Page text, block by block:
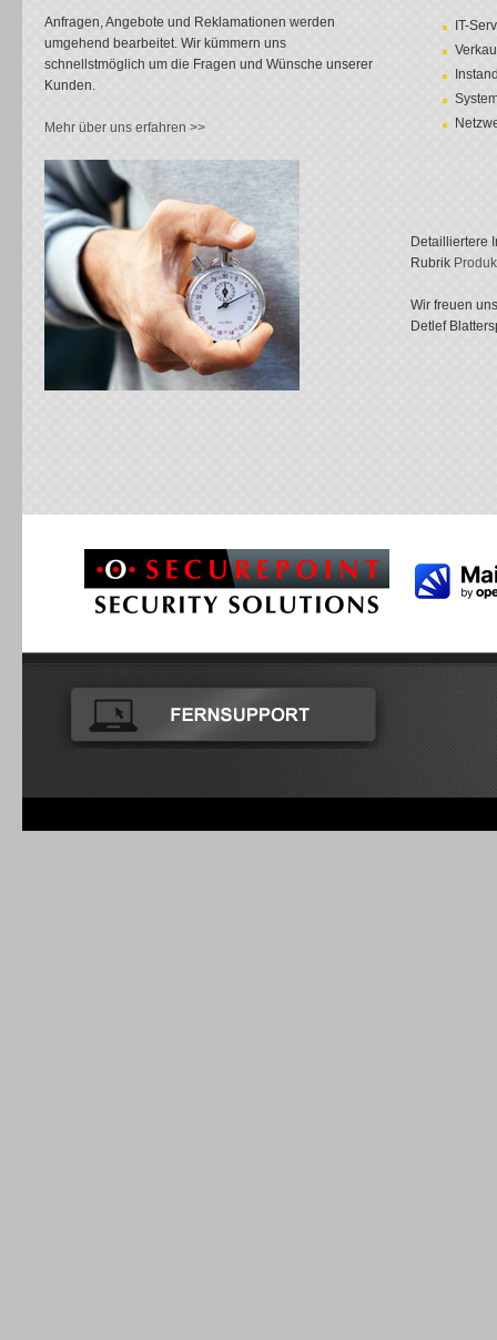
Anfragen, Angebote und Reklamationen werden
umgehend bearbeitet. Wir kümmern uns
schnellstmöglich um die Fragen und Wünsche unserer
Kunden.
Mehr über uns erfahren >>
IT-
Detailliertere
Rubrik
Wir freuen
Detlef